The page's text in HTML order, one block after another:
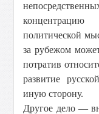
политической
за рубежом
потратив
развитие
иную сторону.
Другое дело —